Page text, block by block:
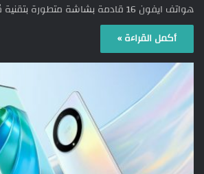
هواتف ايفون 16 قادمة بشاشة متطورة بتقنية مُذهلة
أكمل القراءة »